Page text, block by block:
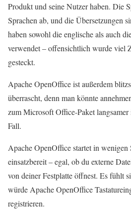
Produkt und seine Nutzer haben. Die
Sprachen ab, und die Übersetzungen
haben sowohl die englische als auch
verwendet – offensichtlich wurde viel
gesteckt.
Apache OpenOffice ist außerdem
überrascht, denn man könnte
zum Microsoft Office-Paket
Fall.
Apache OpenOffice startet in wenigen
einsatzbereit – egal, ob du externe
von deiner Festplatte öffnest. Es fühlt
würde Apache OpenOffice
registrieren.